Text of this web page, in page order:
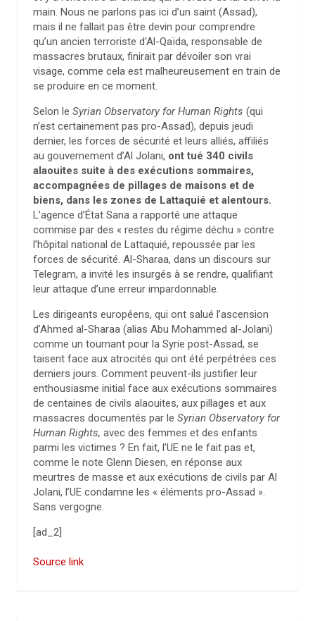
main. Nous ne parlons pas ici d’un saint (Assad),
mais il ne fallait pas être devin pour comprendre
qu’un ancien terroriste d’Al-Qaïda, responsable de
massacres brutaux, finirait par dévoiler son vrai
visage, comme cela est malheureusement en train de
se produire en ce moment.
Selon le Syrian Observatory for Human Rights (qui
n’est certainement pas pro-Assad), depuis jeudi
dernier, les forces de sécurité et leurs alliés, affiliés
au gouvernement d’Al Jolani, ont tué 340 civils
alaouites suite à des exécutions sommaires,
accompagnées de pillages de maisons et de
biens, dans les zones de Lattaquié et alentours.
L’agence d’État Sana a rapporté une attaque
commise par des « restes du régime déchu » contre
l’hôpital national de Lattaquié, repoussée par les
forces de sécurité. Al-Sharaa, dans un discours sur
Telegram, a invité les insurgés à se rendre, qualifiant
leur attaque d’une erreur impardonnable.
Les dirigeants européens, qui ont salué l’ascension
d’Ahmed al-Sharaa (alias Abu Mohammed al-Jolani)
comme un tournant pour la Syrie post-Assad, se
taisent face aux atrocités qui ont été perpétrées ces
derniers jours. Comment peuvent-ils justifier leur
enthousiasme initial face aux exécutions sommaires
de centaines de civils alaouites, aux pillages et aux
massacres documentés par le Syrian Observatory for
Human Rights, avec des femmes et des enfants
parmi les victimes ? En fait, l’UE ne le fait pas et,
comme le note Glenn Diesen, en réponse aux
meurtres de masse et aux exécutions de civils par Al
Jolani, l’UE condamne les « éléments pro-Assad ».
Sans vergogne.
[ad_2]
Source link